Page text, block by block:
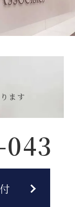
ます